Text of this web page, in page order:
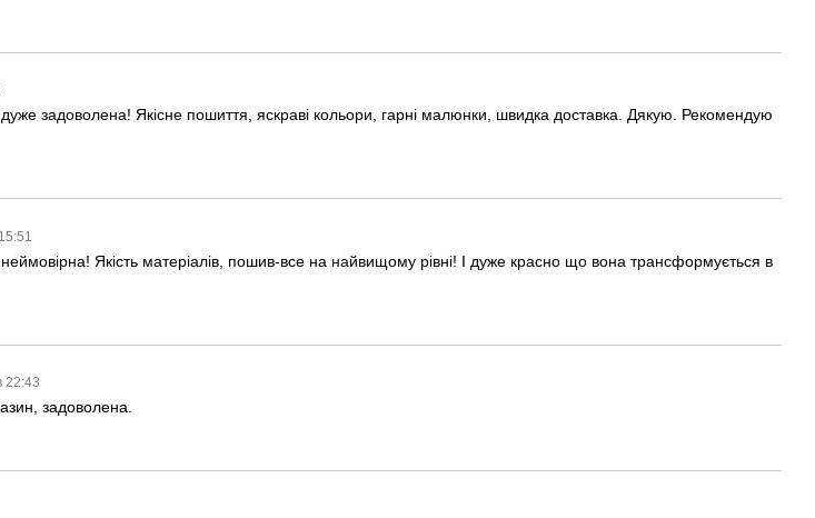
задоволена! Якісне пошиття, яскраві кольори, гарні малюнки, швидка доставка. Дякую. Рекомендую
Якість матеріалів, пошив-все на найвищому рівні! І дуже красно що вона трансформується в
22:43
задоволена.